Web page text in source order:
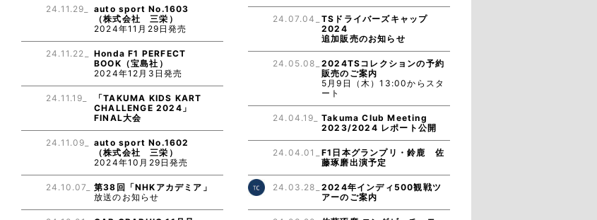
24.11.29_
auto sport No.1603
（株式会社 三栄）
2024年11月29日発売
24.11.22_
Honda F1 PERFECT
BOOK（宝島社）
2024年12月3日発売
24.11.19_
「TAKUMA KIDS KART
CHALLENGE 2024」
FINAL大会
24.11.09_
auto sport No.1602
（株式会社 三栄）
2024年10月29日発売
24.10.07_
第38回「NHKアカデミア」
放送のお知らせ
24.07.04_
TSドライバーズキャップ
2024
追加販売のお知らせ
24.05.08_
2024TSコレクションの予約
販売のご案内
5月9日（木）13:00からスタ
ート
24.04.19_
Takuma Club Meeting
2023/2024 レポート公開
24.04.01_
F1日本グランプリ・鈴鹿 佐
藤琢磨出演予定
24.03.28_
2024年インディ500観戦ツ
アーのご案内